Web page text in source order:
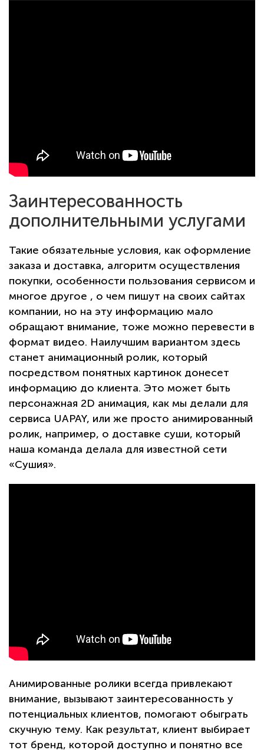
Заинтересованность
дополнительными услугами
Такие обязательные условия, как оформление
заказа и доставка, алгоритм осуществления
покупки, особенности пользования сервисом и
многое другое , о чем пишут на своих сайтах
компании, но на эту информацию мало
обращают внимание, тоже можно перевести в
формат видео. Наилучшим вариантом здесь
станет анимационный ролик, который
посредством понятных картинок донесет
информацию до клиента. Это может быть
персонажная 2D анимация, как мы делали для
сервиса UAPAY, или же просто анимированный
ролик, например, о доставке суши, который
наша команда делала для известной сети
«Сушия».
Анимированные ролики всегда привлекают
внимание, вызывают заинтересованность у
потенциальных клиентов, помогают обыграть
скучную тему. Как результат, клиент выбирает
тот бренд, которой доступно и понятно все